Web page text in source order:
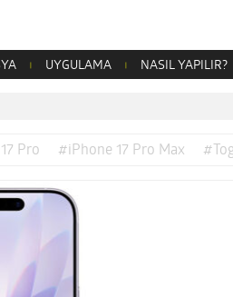
UYGULAMA NASIL YAPILIR?
Pro #iPhone 17 Pro Max